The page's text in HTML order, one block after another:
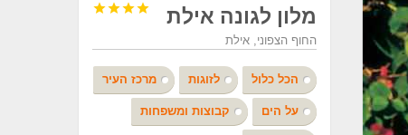
מלון לגונה אילת 



החוף הצפוני, אילת
הכל כלול לזוגות מרכז העיר
על הים קבוצות ומשפחות